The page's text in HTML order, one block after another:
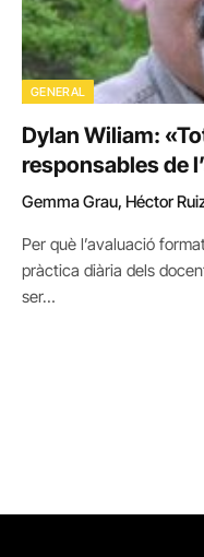
GENERAL
Dylan Wiliam:
responsables de
Gemma Grau, Héctor
Per què l’avaluació
pràctica diària dels
ser…